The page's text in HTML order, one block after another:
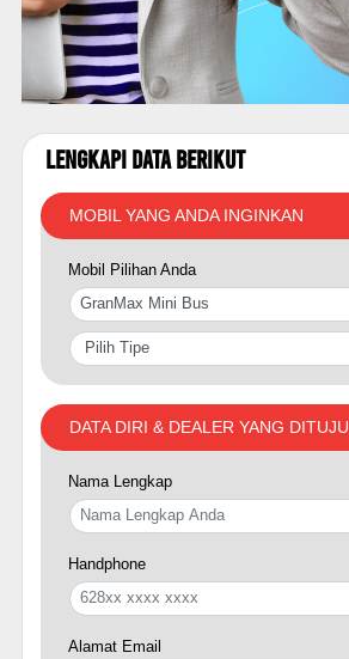
Lengkapi Data Berikut
MOBIL YANG ANDA INGINKAN
Mobil Pilihan Anda
DATA DIRI & DEALER YANG DITUJU
Nama Lengkap
Handphone
Alamat Email